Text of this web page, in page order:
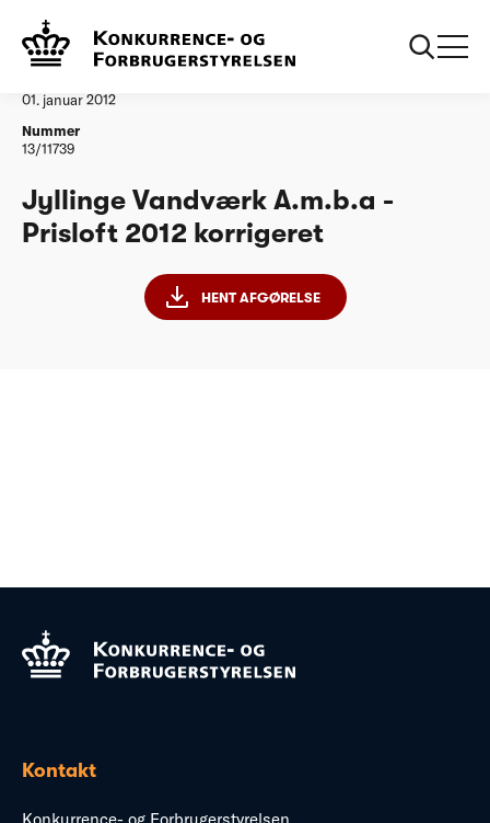
Vandtilsyn
01. januar 2012
Nummer
13/11739
Jyllinge Vandværk A.m.b.a -
Prisloft 2012 korrigeret
HENT AFGØRELSE
Kontakt